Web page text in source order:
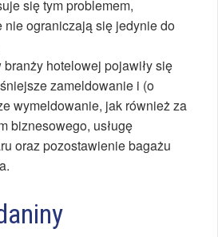
się tym problemem,
nie ograniczają się jedynie do
hotelowej pojawiły się
zameldowanie i (o
wymeldowanie, jak również za
biznesowego, usługę
oraz pozostawienie bagażu